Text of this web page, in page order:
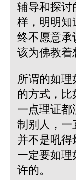
辅导和探讨
样，明明知
终不愿意承
该为佛教着
所谓的如
的方式，比
一点理证
制别人，
并不是吼得
一定要如
许的。